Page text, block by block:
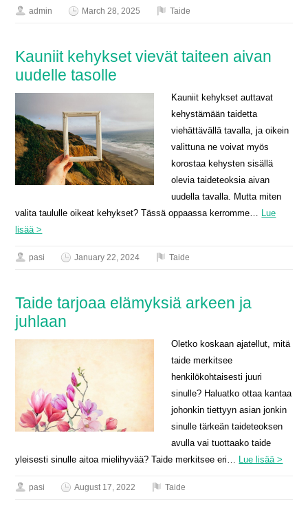
admin March 28, 2025 Taide
Kauniit kehykset vievät taiteen aivan
uudelle tasolle
Kauniit kehykset auttavat
kehystämään taidetta
viehättävällä tavalla, ja oikein
valittuna ne voivat myös
korostaa kehysten sisällä
olevia taideteoksia aivan
uudella tavalla. Mutta miten
valita taululle oikeat kehykset? Tässä oppaassa kerromme… Lue
lisää >
pasi January 22, 2024 Taide
Taide tarjoaa elämyksiä arkeen ja
juhlaan
Oletko koskaan ajatellut, mitä
taide merkitsee
henkilökohtaisesti juuri
sinulle? Haluatko ottaa kantaa
johonkin tiettyyn asian jonkin
sinulle tärkeän taideteoksen
avulla vai tuottaako taide
yleisesti sinulle aitoa mielihyvää? Taide merkitsee eri… Lue lisää >
pasi August 17, 2022 Taide